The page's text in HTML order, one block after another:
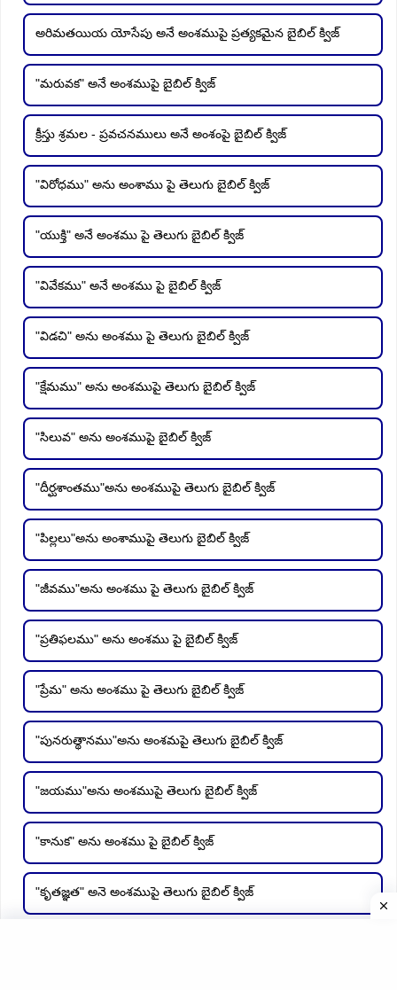
అరిమతయియ యోసేపు అనే అంశముపై ప్రత్యకమైన బైబిల్ క్విజ్
"మరువక" అనే అంశముపై బైబిల్ క్విజ్
క్రీస్తు శ్రమల - ప్రవచనములు అనే అంశంపై బైబిల్ క్విజ్
"విరోధము" అను అంశాము పై తెలుగు బైబిల్ క్విజ్
"యుక్తి" అనే అంశము పై తెలుగు బైబిల్ క్విజ్
"వివేకము" అనే అంశము పై బైబిల్ క్విజ్
"విడచి" అను అంశము పై తెలుగు బైబిల్ క్విజ్
"క్షేమము" అను అంశముపై తెలుగు బైబిల్ క్విజ్
"సిలువ" అను అంశముపై బైబిల్ క్విజ్
"దీర్ఘశాంతము"అను అంశముపై తెలుగు బైబిల్ క్విజ్
"పిల్లలు"అను అంశాముపై తెలుగు బైబిల్ క్విజ్
"జీవము"అను అంశము పై తెలుగు బైబిల్ క్విజ్
"ప్రతిఫలము" అను అంశము పై బైబిల్ క్విజ్
"ప్రేమ" అను అంశము పై తెలుగు బైబిల్ క్విజ్
"పునరుత్థానము"అను అంశమపై తెలుగు బైబిల్ క్విజ్
"జయము"అను అంశముపై తెలుగు బైబిల్ క్విజ్
"కానుక" అను అంశము పై బైబిల్ క్విజ్
"కృతజ్ఞత" అనె అంశముపై తెలుగు బైబిల్ క్విజ్